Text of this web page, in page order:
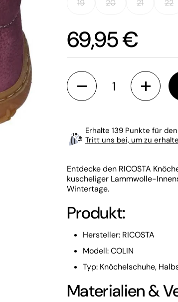
19 20 21 22
Preis:
69,95 €
Anzahl
Erhalte 139 Punkte für
Tritt uns bei, um zu
Entdecke den RICOSTA
kuscheliger Lammwolle-
Wintertage.
Produkt:
Hersteller: RICOSTA
Modell: COLIN
Typ: Knöchelschuhe,
Materialien &